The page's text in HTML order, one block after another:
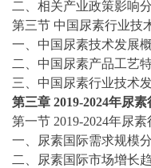
二、相关产业政策影响
第三节 中国 尿素行业技
一、中国 尿素技术发展
二、中国 尿素产品工艺
三、中国 尿素行业技术
第三章 2019-2024年尿素
第一节 2019-2024年尿素
一、
尿素国际需求规模
二、
尿素国际市场增长